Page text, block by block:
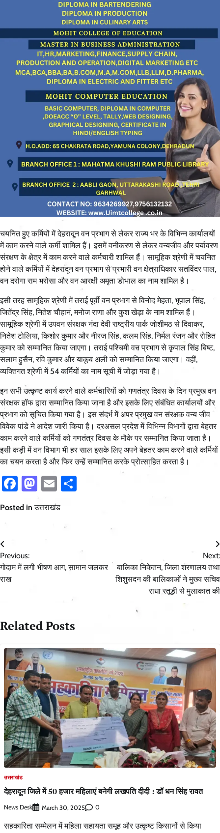
चयनित हुए कर्मियों में देहरादून वन प्रभाग से लेकर राज्य भर के विभिन्न कार्यालयों
में काम करने वाले कर्मी शामिल हैं। इसमें वनीकरण से लेकर वन्यजीव और पर्यावरण
संरक्षण के क्षेत्र में काम करने वाले कर्मचारी शामिल हैं। सामूहिक श्रेणी में चयनित
होने वाले कर्मियों में देहरादून वन प्रभाग से प्रभारी वन क्षेत्राधिकार सतविंदर पाल,
वन दरोगा राम भरोसा और वन आरक्षी अमृता डोभाल का नाम शामिल है।
इसी तरह सामूहिक श्रेणी में तराई पूर्वी वन प्रभाग से विनोद मेहता, भूपाल सिंह,
जितेंद्र सिंह, नितेश चौहान, मनोज राणा और कुश खेड़ा के नाम शामिल हैं।
सामूहिक श्रेणी में उपवन संरक्षक नंदा देवी राष्ट्रीय पार्क जोशीमठ से दिवाकर,
नितेश टोलिया, किशोर कुमार और नीरज सिंह, कलम सिंह, निर्मल रंजन और रोहित
कुमार को सम्मानित किया जाएगा। तराई पश्चिमी वन प्रभाग से कृपाल सिंह बिष्ट,
सलाम हुसैन, रवि कुमार और याकूब अली को सम्मानित किया जाएगा। वहीं,
व्यक्तिगत श्रेणी में 54 कर्मियों का नाम सूची में जोड़ा गया है।
इन सभी उत्कृष्ट कार्य करने वाले कर्मचारियों को गणतंत्र दिवस के दिन प्रमुख वन
संरक्षक हॉफ द्वारा सम्मानित किया जाना है और इसके लिए संबंधित कार्यालयों और
प्रभाग को सूचित किया गया है। इस संदर्भ में अपर प्रमुख वन संरक्षक वन्य जीव
विवेक पांडे ने आदेश जारी किया है। दरअसल प्रदेश में विभिन्न विभागों द्वारा बेहतर
काम करने वाले कर्मियों को गणतंत्र दिवस के मौके पर सम्मानित किया जाता है।
इसी कड़ी में वन विभाग भी हर साल इसके लिए अपने बेहतर काम करने वाले कर्मियों
का चयन करता है और फिर उन्हें सम्मानित करके प्रोत्साहित करता है।
Facebook
Mastodon
Email
Posted inउत्तराखंड
Post
navigation
Previous:
गोदाम में लगी भीषण आग, सामान जलकर
राख
Next:
बालिका निकेतन, जिला शरणालय तथा
शिशुसदन की बालिकाओं ने मुख्य सचिव
राधा रतूड़ी से मुलाकात की
Related Posts
उत्तराखंड
देहरादून जिले में 50 हजार महिलाएं बनेगी लखपति दीदी : डॉ धन सिंह रावत
News Desk March 30, 2025 0
सहकारिता सम्मेलन में महिला सहायता समूह और उत्कृष्ट किसानों से किया